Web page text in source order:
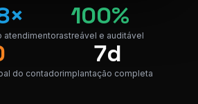
da nota.
PDF · 248 KB
atendimento
100%
rastreável e auditável
do contador
7d
implantação completa